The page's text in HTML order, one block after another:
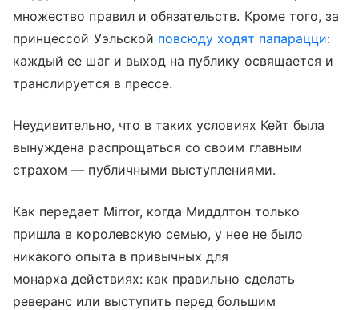
множество правил и обязательств. Кроме того, за
принцессой Уэльской повсюду ходят папарацци:
каждый ее шаг и выход на публику освящается и
транслируется в прессе.
Неудивительно, что в таких условиях Кейт была
вынуждена распрощаться со своим главным
страхом — публичными выступлениями.
Как передает Mirror, когда Миддлтон только
пришла в королевскую семью, у нее не было
никакого опыта в привычных для
монарха действиях: как правильно сделать
реверанс или выступить перед большим